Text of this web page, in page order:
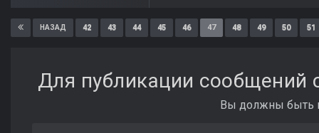
НАЗАД 42 43 44 45 46 47 48 49 50 51
Для публикации сообщений
Вы должны быть